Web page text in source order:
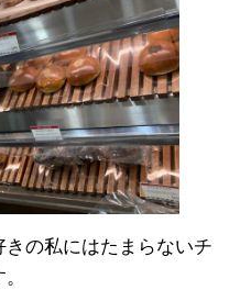
の私にはたまらないチ